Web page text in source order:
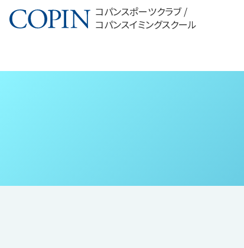
コパンスポーツクラブ /
コパンスイミングスクール